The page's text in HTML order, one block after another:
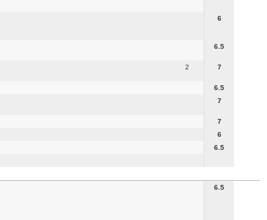
6
6.5
2 7
6.5
7
7
6
6.5
6.5